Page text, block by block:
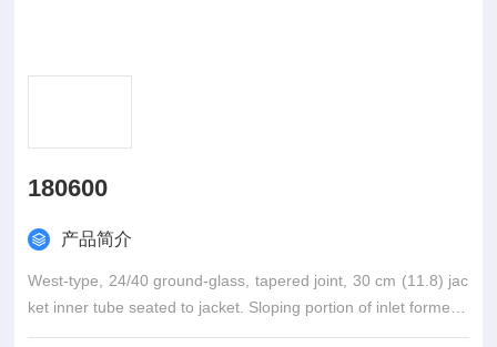
180600
产品简介
West-type, 24/40 ground-glass, tapered joint, 30 cm (11.8) jac
ket inner tube seated to jacket. Sloping portion of inlet formed t
o prevent condensate entrapment.